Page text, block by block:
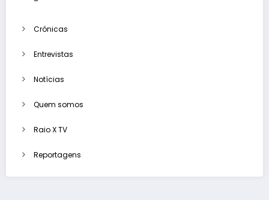
Crónicas
Entrevistas
Notícias
Quem somos
Raio X TV
Reportagens